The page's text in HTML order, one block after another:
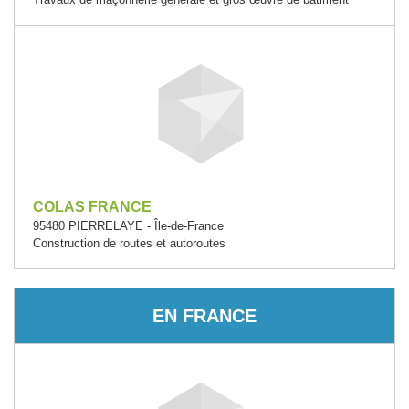
COLAS FRANCE
95480 PIERRELAYE - Île-de-France
Construction de routes et autoroutes
EN FRANCE